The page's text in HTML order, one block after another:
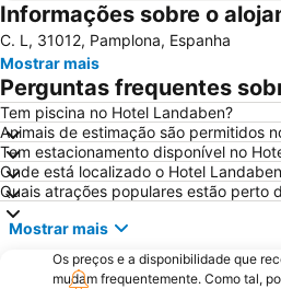
Centro de Interpretación de las Fortificaciones de Pamplona
Centro Histórico
Informações sobre o
C. L, 31012, Pamplona, Espanha
Mostrar mais
Perguntas frequentes
Tem piscina no Hotel Landaben?
Animais de estimação são permitidos
Tem estacionamento disponível no
Onde está localizado o Hotel
Quais atrações populares estão perto
Mostrar mais
Os preços e a disponibilidade que
mudam frequentemente. Como tal,